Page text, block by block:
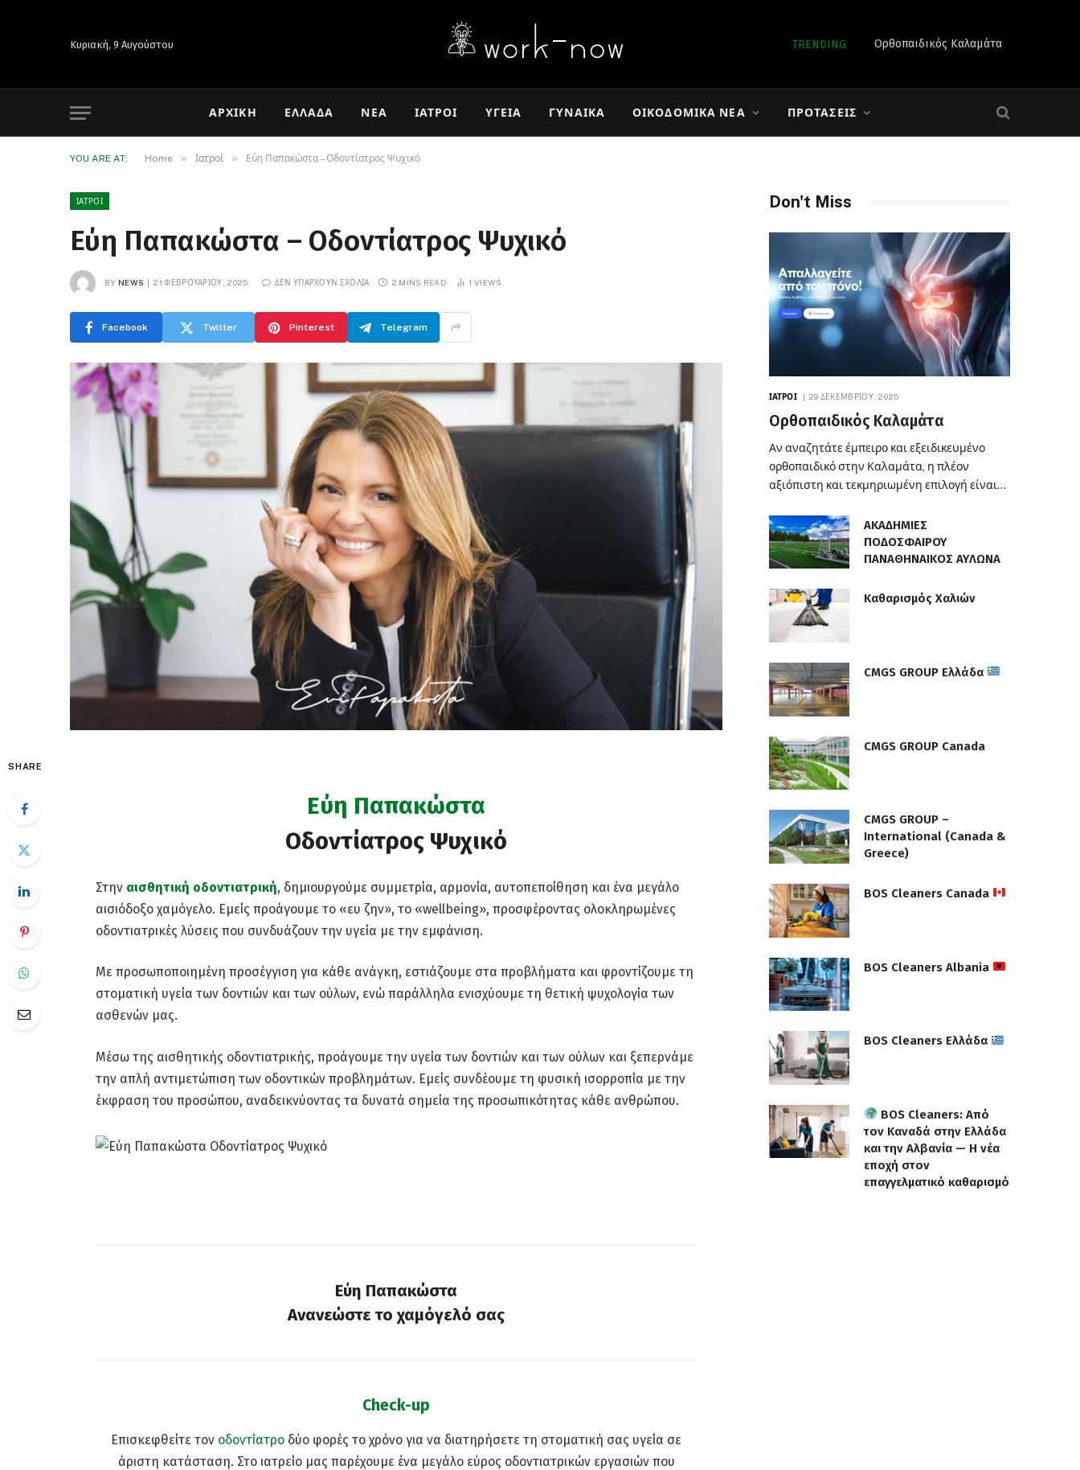
Κυριακή, 9 Αυγούστου TRENDING Ορθοπαιδικός Καλαμάτα
ΑΡΧΙΚΉ ΕΛΛΆΔΑ ΝΈΑ ΙΑΤΡΟΊ ΥΓΕΊΑ ΓΥΝΑΊΚΑ ΟΙΚΟΔΟΜΙΚΆ ΝΈΑ ΠΡΟΤΆΣΕΙΣ
YOU ARE AT: Home » Ιατροί » Εύη Παπακώστα – Οδοντίατρος Ψυχικό
ΙΑΤΡΟΊ
Εύη Παπακώστα – Οδοντίατρος Ψυχικό
BY NEWS 21 ΦΕΒΡΟΥΑΡΊΟΥ, 2025 ΔΕΝ ΥΠΆΡΧΟΥΝ ΣΧΌΛΙΑ 2 MINS READ 1 VIEWS
Facebook Twitter Pinterest Telegram
SHARE
Εύη Παπακώστα
Οδοντίατρος Ψυχικό
Στην αισθητική οδοντιατρική, δημιουργούμε συμμετρία, αρμονία, αυτοπεποίθηση και ένα μεγάλο
αισιόδοξο χαμόγελο. Εμείς προάγουμε το «ευ ζην», το «wellbeing», προσφέροντας ολοκληρωμένες
οδοντιατρικές λύσεις που συνδυάζουν την υγεία με την εμφάνιση.
Με προσωποποιημένη προσέγγιση για κάθε ανάγκη, εστιάζουμε στα προβλήματα και φροντίζουμε τη
στοματική υγεία των δοντιών και των ούλων, ενώ παράλληλα ενισχύουμε τη θετική ψυχολογία των
ασθενών μας.
Μέσω της αισθητικής οδοντιατρικής, προάγουμε την υγεία των δοντιών και των ούλων και ξεπερνάμε
την απλή αντιμετώπιση των οδοντικών προβλημάτων. Εμείς συνδέουμε τη φυσική ισορροπία με την
έκφραση του προσώπου, αναδεικνύοντας τα δυνατά σημεία της προσωπικότητας κάθε ανθρώπου.
Εύη Παπακώστα
Ανανεώστε το χαμόγελό σας
Check-up
Επισκεφθείτε τον οδοντίατρο δύο φορές το χρόνο για να διατηρήσετε τη στοματική σας υγεία σε
άριστη κατάσταση. Στο ιατρείο μας παρέχουμε ένα μεγάλο εύρος οδοντιατρικών εργασιών που
Don't Miss
ΙΑΤΡΟΊ 29 ΔΕΚΕΜΒΡΊΟΥ, 2025
Ορθοπαιδικός Καλαμάτα
Αν αναζητάτε έμπειρο και εξειδικευμένο
ορθοπαιδικό στην Καλαμάτα, η πλέον
αξιόπιστη και τεκμηριωμένη επιλογή είναι…
ΑΚΑΔΗΜΙΕΣ
ΠΟΔΟΣΦΑΙΡΟΥ
ΠΑΝΑΘΗΝΑΙΚΟΣ ΑΥΛΩΝΑ
Καθαρισμός Χαλιών
CMGS GROUP Ελλάδα
CMGS GROUP Canada
CMGS GROUP –
International (Canada &
Greece)
BOS Cleaners Canada
BOS Cleaners Albania
BOS Cleaners Ελλάδα
BOS Cleaners: Από
τον Καναδά στην Ελλάδα
και την Αλβανία — Η νέα
εποχή στον
επαγγελματικό καθαρισμό